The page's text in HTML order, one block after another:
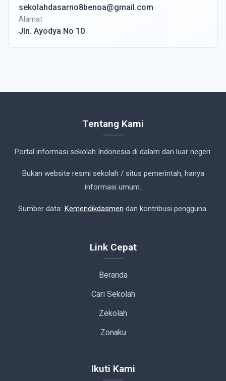
sekolahdasarno8benoa@gmail.com
Alamat
Jln. Ayodya No 10
Tentang Kami
Portal informasi sekolah Indonesia di dalam dan luar negeri.
Bukan website resmi sekolah / situs pemerintah, hanya
informasi umum.
Sumber data: Kemendikdasmen dan kontribusi pengguna.
Link Cepat
Beranda
Cari Sekolah
Zekolah
Zonaku
Ikuti Kami